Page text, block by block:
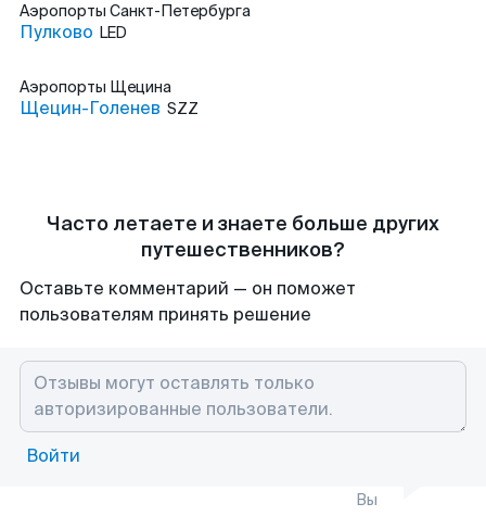
Аэропорты Санкт-Петербурга
Пулково LED
Аэропорты Щецина
Щецин-Голенев SZZ
Часто летаете и знаете больше других
путешественников?
Оставьте комментарий — он поможет
пользователям принять решение
Войти
Вы